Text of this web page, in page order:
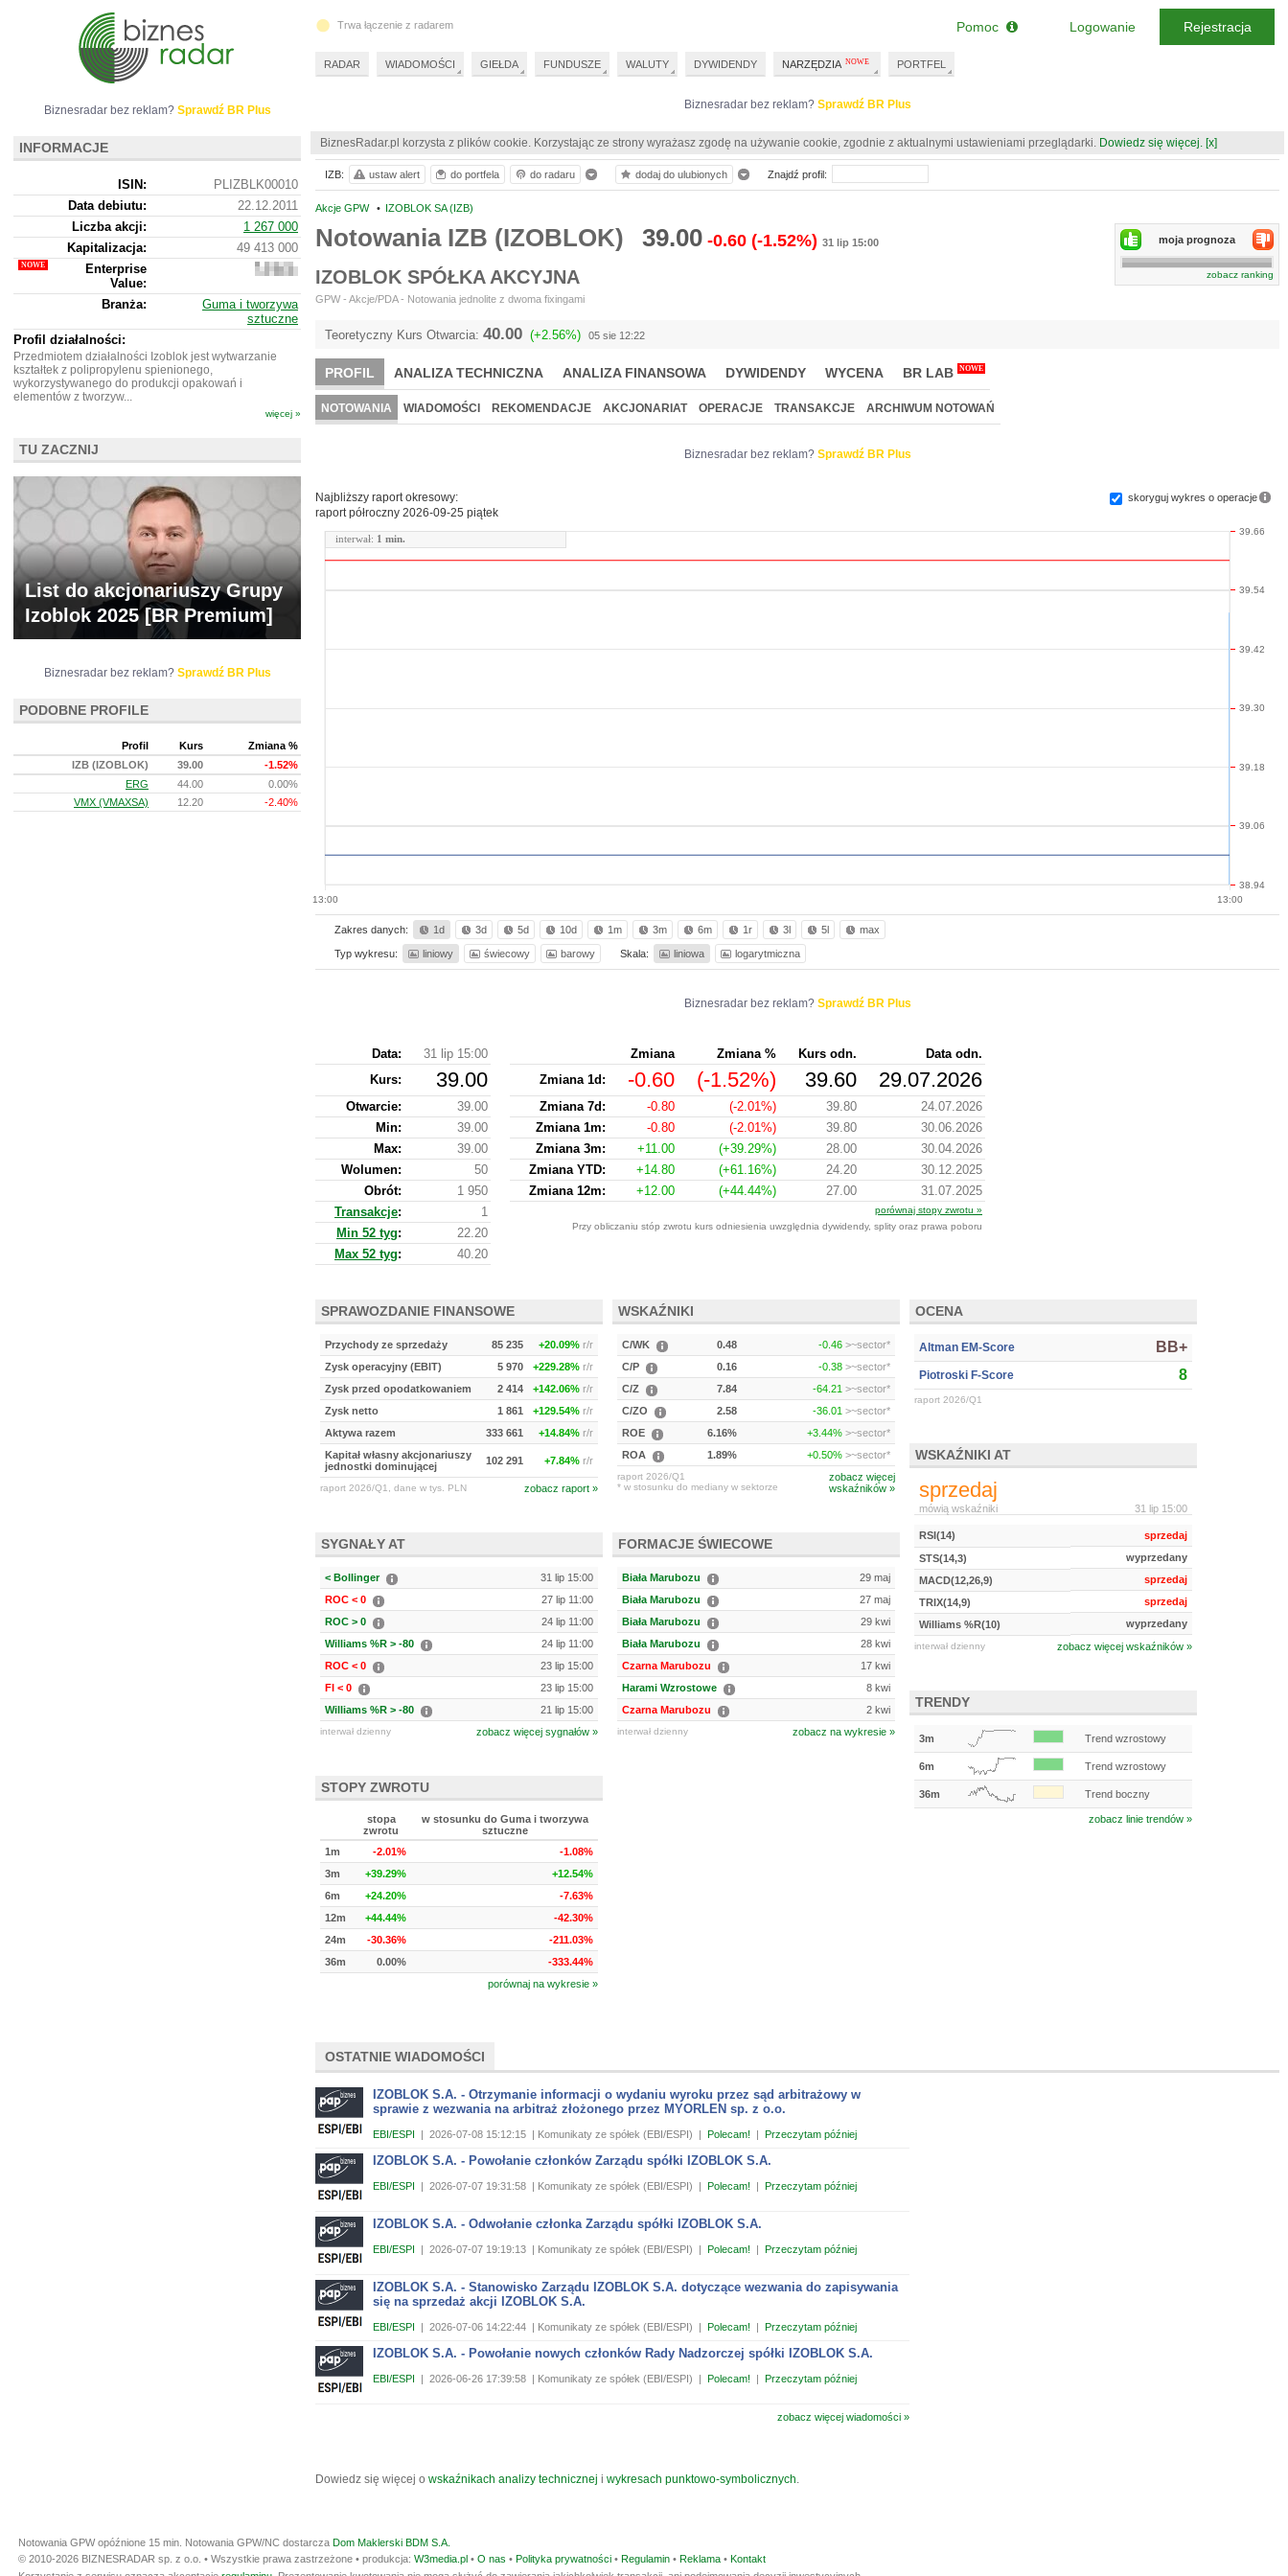
Biznesradar bez reklam? Sprawdź BR Plus
BiznesRadar.pl korzysta z plików cookie. Korzystając ze strony wyrażasz zgodę na używanie cookie, zgodnie z aktualnymi ustawieniami przeglądarki. Dowiedz się więcej. [x]
Akcje GPW • IZOBLOK SA (IZB)
Notowania IZB (IZOBLOK) 39.00 -0.60 (-1.52%) 31 lip 15:00
IZOBLOK SPÓŁKA AKCYJNA
GPW - Akcje/PDA - Notowania jednolite z dwoma fixingami
moja prognoza
zobacz ranking
Teoretyczny Kurs Otwarcia: 40.00 (+2.56%) 05 sie 12:22
PROFIL ANALIZA TECHNICZNA ANALIZA FINANSOWA DYWIDENDY WYCENA BR LAB NOWE
NOTOWANIA WIADOMOŚCI REKOMENDACJE AKCJONARIAT OPERACJE TRANSAKCJE ARCHIWUM NOTOWAŃ
Biznesradar bez reklam? Sprawdź BR Plus
Najbliższy raport okresowy:
raport półroczny 2026-09-25 piątek
skoryguj wykres o operacje
13:00 13:00
38.94
39.06
39.18
39.30
39.42
39.54
39.66
interwał: 1 min.
Zakres danych: 1d 3d 5d 10d 1m 3m 6m 1r 3l 5l max
Typ wykresu: liniowy świecowy barowy Skala: liniowa logarytmiczna
Biznesradar bez reklam? Sprawdź BR Plus
Data:
31 lip 15:00
Kurs: 39.00
Otwarcie:
39.00
Min:
39.00
Max:
39.00
Wolumen:
50
Obrót:
1 950
Transakcje:
1
Min 52 tyg:
22.20
Max 52 tyg: 40.20
Zmiana Zmiana % Kurs odn.
Data odn.
Zmiana 1d:
-0.60 (-1.52%) 39.60 29.07.2026
Zmiana 7d: -0.80 (-2.01%) 39.80
24.07.2026
Zmiana 1m:
-0.80 (-2.01%) 39.80
30.06.2026
Zmiana 3m:
+11.00 (+39.29%) 28.00
30.04.2026
Zmiana YTD:
+14.80 (+61.16%) 24.20
30.12.2025
Zmiana 12m:
+12.00 (+44.44%) 27.00 31.07.2025
porównaj stopy zwrotu »
Przy obliczaniu stóp zwrotu kurs odniesienia uwzględnia dywidendy, splity oraz prawa poboru
SPRAWOZDANIE FINANSOWE
Przychody ze sprzedaży 85 235 +20.09% r/r
Zysk operacyjny (EBIT)
5 970 +229.28% r/r
Zysk przed opodatkowaniem
2 414 +142.06% r/r
Zysk netto
1 861 +129.54% r/r
Aktywa razem
333 661 +14.84% r/r
Kapitał własny akcjonariuszy
jednostki dominującej
102 291 +7.84% r/r
raport 2026/Q1, dane w tys. PLN zobacz raport »
WSKAŹNIKI
C/WK 0.48 -0.46 >~sector*
C/P
0.16 -0.38 >~sector*
C/Z
7.84 -64.21 >~sector*
C/ZO
2.58 -36.01 >~sector*
ROE
6.16% +3.44% >~sector*
ROA
1.89% +0.50% >~sector*
raport 2026/Q1
* w stosunku do mediany w sektorze
zobacz więcej
wskaźników »
OCENA
Altman EM-Score BB+
Piotroski F-Score 8
raport 2026/Q1
WSKAŹNIKI AT
sprzedaj
31 lip 15:00
mówią wskaźniki
RSI(14)
sprzedaj
STS(14,3)
wyprzedany
MACD(12,26,9)
sprzedaj
TRIX(14,9)
sprzedaj
Williams %R(10)
wyprzedany
interwał dzienny zobacz więcej wskaźników »
SYGNAŁY AT
< Bollinger
31 lip 15:00
ROC < 0
27 lip 11:00
ROC > 0
24 lip 11:00
Williams %R > -80
24 lip 11:00
ROC < 0
23 lip 15:00
FI < 0
23 lip 15:00
Williams %R > -80
21 lip 15:00
interwał dzienny zobacz więcej sygnałów »
FORMACJE ŚWIECOWE
Biała Marubozu
29 maj
Biała Marubozu
27 maj
Biała Marubozu
29 kwi
Biała Marubozu
28 kwi
Czarna Marubozu
17 kwi
Harami Wzrostowe
8 kwi
Czarna Marubozu
2 kwi
interwał dzienny zobacz na wykresie »
TRENDY
3m Trend wzrostowy
6m Trend wzrostowy
36m Trend boczny
zobacz linie trendów »
STOPY ZWROTU
stopa
zwrotu
w stosunku do Guma i tworzywa
sztuczne
1m
-2.01%
-1.08%
3m
+39.29%
+12.54%
6m
+24.20%
-7.63%
12m
+44.44%
-42.30%
24m
-30.36%
-211.03%
36m
0.00%
-333.44%
porównaj na wykresie »
OSTATNIE WIADOMOŚCI
IZOBLOK S.A. - Otrzymanie informacji o wydaniu wyroku przez sąd arbitrażowy w
sprawie z wezwania na arbitraż złożonego przez MYORLEN sp. z o.o.
EBI/ESPI 2026-07-08 15:12:15 | Komunikaty ze spółek (EBI/ESPI) Polecam! Przeczytam później
IZOBLOK S.A. - Powołanie członków Zarządu spółki IZOBLOK S.A.
EBI/ESPI 2026-07-07 19:31:58 | Komunikaty ze spółek (EBI/ESPI) Polecam! Przeczytam później
IZOBLOK S.A. - Odwołanie członka Zarządu spółki IZOBLOK S.A.
EBI/ESPI 2026-07-07 19:19:13 | Komunikaty ze spółek (EBI/ESPI) Polecam! Przeczytam później
IZOBLOK S.A. - Stanowisko Zarządu IZOBLOK S.A. dotyczące wezwania do zapisywania
się na sprzedaż akcji IZOBLOK S.A.
EBI/ESPI 2026-07-06 14:22:44 | Komunikaty ze spółek (EBI/ESPI) Polecam! Przeczytam później
IZOBLOK S.A. - Powołanie nowych członków Rady Nadzorczej spółki IZOBLOK S.A.
EBI/ESPI 2026-06-26 17:39:58 | Komunikaty ze spółek (EBI/ESPI) Polecam! Przeczytam później
zobacz więcej wiadomości »
Dowiedz się więcej o wskaźnikach analizy technicznej i wykresach punktowo-symbolicznych.
IZB: ustaw alert do portfela do radaru dodaj do ulubionych Znajdź profil:
Biznesradar bez reklam? Sprawdź BR Plus
INFORMACJE
ISIN:
PLIZBLK00010
Data debiutu:
22.12.2011
Liczba akcji:
1 267 000
Kapitalizacja:
49 413 000
Enterprise
Value:
184
000
Branża:
Guma i tworzywa
sztuczne
Profil działalności:
Przedmiotem działalności Izoblok jest wytwarzanie
kształtek z polipropylenu spienionego,
wykorzystywanego do produkcji opakowań i
elementów z tworzyw...
więcej »
TU ZACZNIJ
List do akcjonariuszy Grupy
Izoblok 2025 [BR Premium]
Biznesradar bez reklam? Sprawdź BR Plus
PODOBNE PROFILE
Profil Kurs
Zmiana %
IZB (IZOBLOK)
39.00
-1.52%
ERG
44.00
0.00%
VMX (VMAXSA)
12.20 -2.40%
Trwa łączenie z radarem
RADAR WIADOMOŚCI GIEŁDA FUNDUSZE WALUTY DYWIDENDY NARZĘDZIA PORTFEL
Pomoc Logowanie Rejestracja
Notowania GPW opóźnione 15 min. Notowania GPW/NC dostarcza Dom Maklerski BDM S.A.
© 2010-2026 BIZNESRADAR sp. z o.o. • Wszystkie prawa zastrzeżone • produkcja: W3media.pl • O nas • Polityka prywatności • Regulamin • Reklama • Kontakt